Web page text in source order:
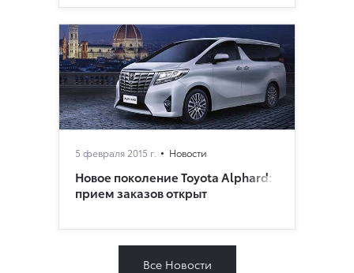
5 февраля 2015 г. Новости
Новое поколение Toyota Alphard:
прием заказов открыт
Все Новости